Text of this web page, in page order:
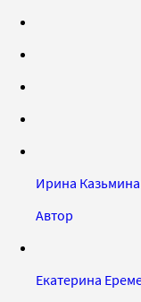
Ирина Казьмина
Автор
Екатерина